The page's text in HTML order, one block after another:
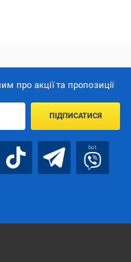
про акції та пропозиції
ПІДПИСАТИСЯ
bot